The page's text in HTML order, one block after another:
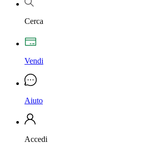
Cerca
Vendi
Aiuto
Accedi